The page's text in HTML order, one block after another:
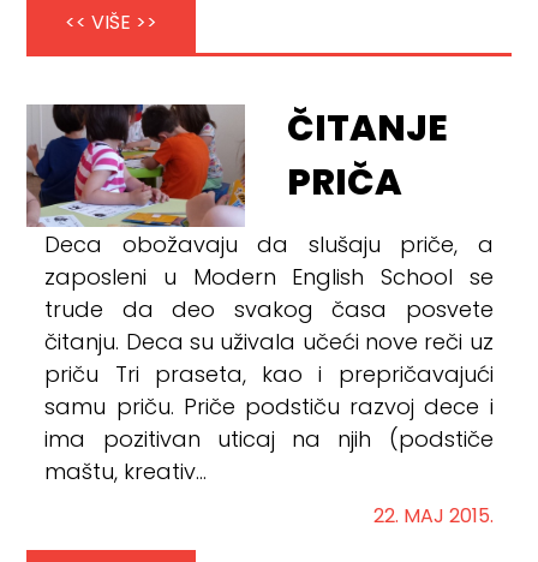
<< VIŠE >>
ČITANJE
PRIČA
Deca obožavaju da slušaju priče, a
zaposleni u Modern English School se
trude da deo svakog časa posvete
čitanju. Deca su uživala učeći nove reči uz
priču Tri praseta, kao i prepričavajući
samu priču. Priče podstiču razvoj dece i
ima pozitivan uticaj na njih (podstiče
maštu, kreativ...
22. MAJ 2015.